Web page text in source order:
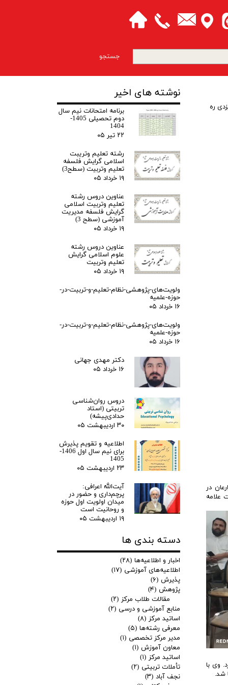
جستجو
ره
در
علامه
وی با
شد.
نوشته های اخیر
برنامه امتحانات نیم سال
دوم تحصیلی 1405-
1404
۲۲ تیر ۰۵
رشته تعلیم وتریبت
اسلامی گرایش فلسفه
تعلیم وتربیت (سطح3)
۱۹ خرداد ۰۵
عناوین دروس رشته
تعلیم وتربیت اسلامی
گرایش فلسفه مدیریت
آموزشی (سطح 3)
۱۹ خرداد ۰۵
عناوین دروس رشته
علوم اسلامی گرایش
تعلیم وتربیت
۱۹ خرداد ۰۵
ولویت‌های-پژوهشی-نظام-تعلیم-و-تربیت-در-
حوزه-علمیه
۱۶ خرداد ۰۵
ولویت‌های-پژوهشی-نظام-تعلیم-و-تربیت-در-
حوزه-علمیه
۱۶ خرداد ۰۵
دکتر مهدی جهانی
۱۶ خرداد ۰۵
دروس روان‌شناسی
تربیتی (استاد
حدادی‌پیشه)
۳۰ اردیبهشت ۰۵
اطلاعیه و تقویم پذیرش
برای نیم سال اول 1406-
1405
۲۳ اردیبهشت ۰۵
آیت‌الله اعرافی:
پرچم‌داری و حضور در
میدان‌ اولویت اول حوزه
و روحانیت است
۱۹ اردیبهشت ۰۵
دسته بندی ها
اخبار و اطلاعیه‌ها (۲۸)
اطلاعیه‌های آموزشی (۱۷)
پذیرش (۶)
پژوهش (۴)
مقالات طلاب مرکز (۲)
منابع آموزشی و درسی (۲)
اساتید مرکز (۸)
معرفی رشته‌ها (۵)
مدیر مرکز تخصصی (۱)
معاون آموزش (۱)
اساتید مرکز (۱)
تأملات تربیتی (۲)
نجف آباد (۳)